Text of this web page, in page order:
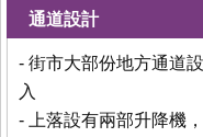
通道設計
- 街市大部份地方通道
入
- 上落設有兩部升降機